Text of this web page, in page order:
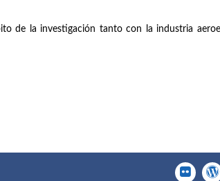
de la investigación tanto con la industria